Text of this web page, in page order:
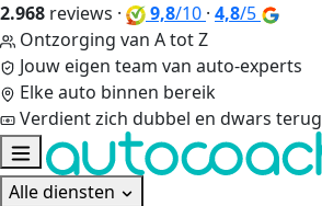
2.968 reviews · 9,8/10 · 4,8/5
Ontzorging van A tot Z
Jouw eigen team van auto-experts
Elke auto binnen bereik
Verdient zich dubbel en dwars terug
Alle diensten